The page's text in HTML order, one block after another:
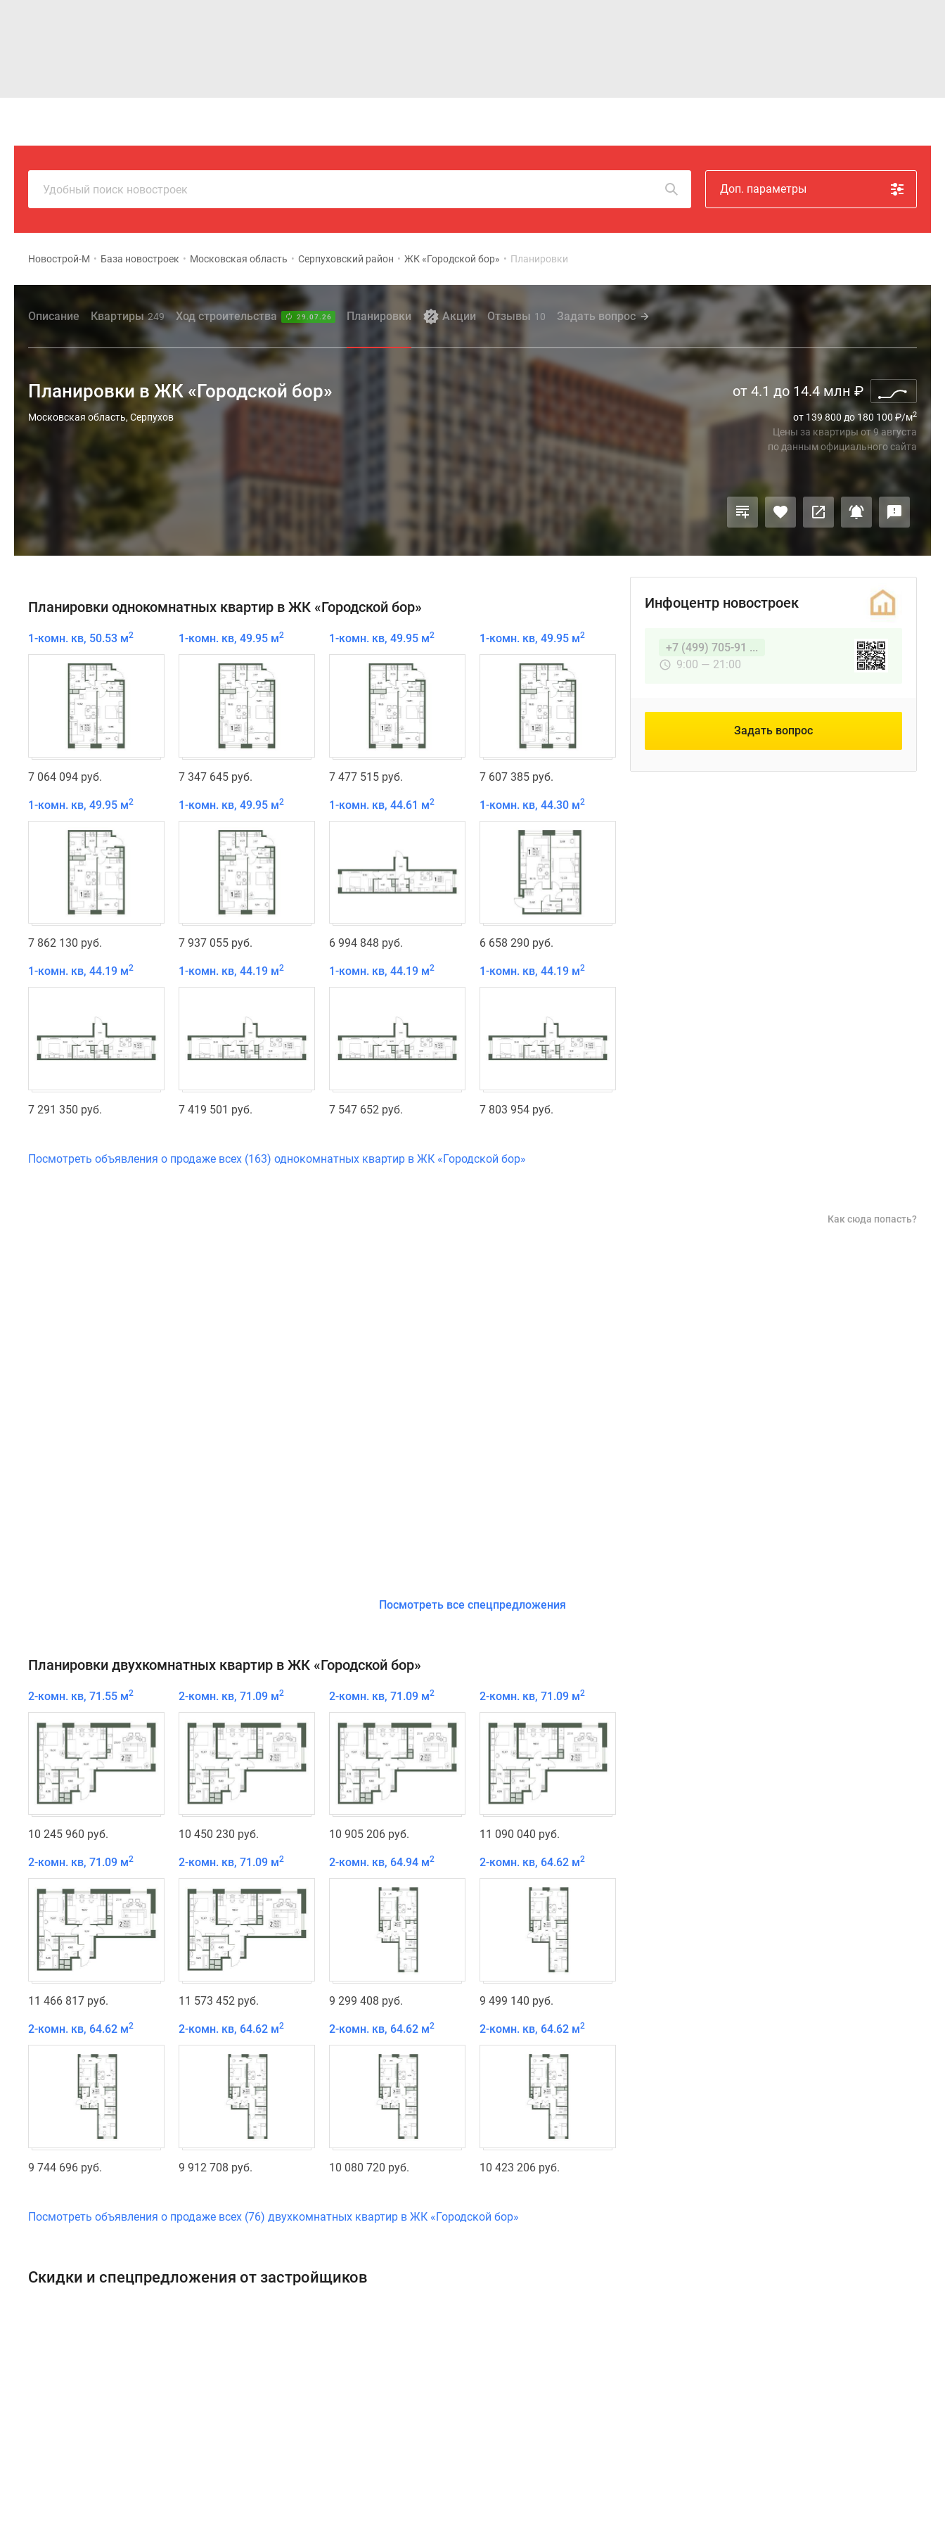
Удобный поиск новостроек Доп. параметры
Новострой-М • База новостроек • Московская область • Серпуховский район • ЖК «Городской бор» • Планировки
Описание Квартиры 249 Ход строительства 29.07.26 Планировки Акции Отзывы 10 Задать вопрос
Планировки в ЖК «Городской бор»
Московская область, Серпухов
от 4.1 до 14.4 млн ₽
от 139 800 до 180 100 ₽/м2
Цены за квартирыот9 августа
по данным официального сайта
Планировки однокомнатных квартир в ЖК «Городской бор»
1-комн. кв, 50.53 м2
7 064 094 руб.
1-комн. кв, 49.95 м2
7 347 645 руб.
1-комн. кв, 49.95 м2
7 477 515 руб.
1-комн. кв, 49.95 м2
7 607 385 руб.
1-комн. кв, 49.95 м2
7 862 130 руб.
1-комн. кв, 49.95 м2
7 937 055 руб.
1-комн. кв, 44.61 м2
6 994 848 руб.
1-комн. кв, 44.30 м2
6 658 290 руб.
1-комн. кв, 44.19 м2
7 291 350 руб.
1-комн. кв, 44.19 м2
7 419 501 руб.
1-комн. кв, 44.19 м2
7 547 652 руб.
1-комн. кв, 44.19 м2
7 803 954 руб.
Посмотреть объявления о продаже всех (163) однокомнатных квартир в ЖК «Городской бор»
Инфоцентр новостроек
+7 (499) 705-91 ...
9:00 — 21:00
Задать вопрос
Как сюда попасть?
Посмотреть все спецпредложения
Планировки двухкомнатных квартир в ЖК «Городской бор»
2-комн. кв, 71.55 м2
10 245 960 руб.
2-комн. кв, 71.09 м2
10 450 230 руб.
2-комн. кв, 71.09 м2
10 905 206 руб.
2-комн. кв, 71.09 м2
11 090 040 руб.
2-комн. кв, 71.09 м2
11 466 817 руб.
2-комн. кв, 71.09 м2
11 573 452 руб.
2-комн. кв, 64.94 м2
9 299 408 руб.
2-комн. кв, 64.62 м2
9 499 140 руб.
2-комн. кв, 64.62 м2
9 744 696 руб.
2-комн. кв, 64.62 м2
9 912 708 руб.
2-комн. кв, 64.62 м2
10 080 720 руб.
2-комн. кв, 64.62 м2
10 423 206 руб.
Посмотреть объявления о продаже всех (76) двухкомнатных квартир в ЖК «Городской бор»
Скидки и спецпредложения от застройщиков